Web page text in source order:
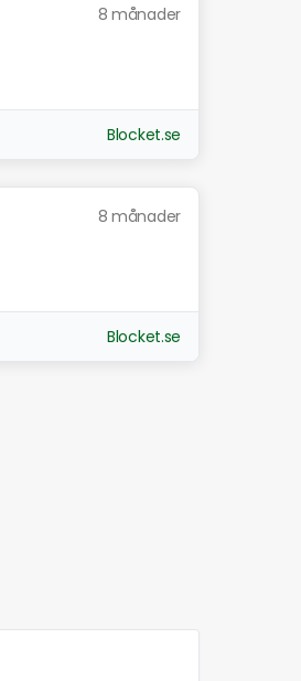
8 månader
Blocket.se
8 månader
Blocket.se